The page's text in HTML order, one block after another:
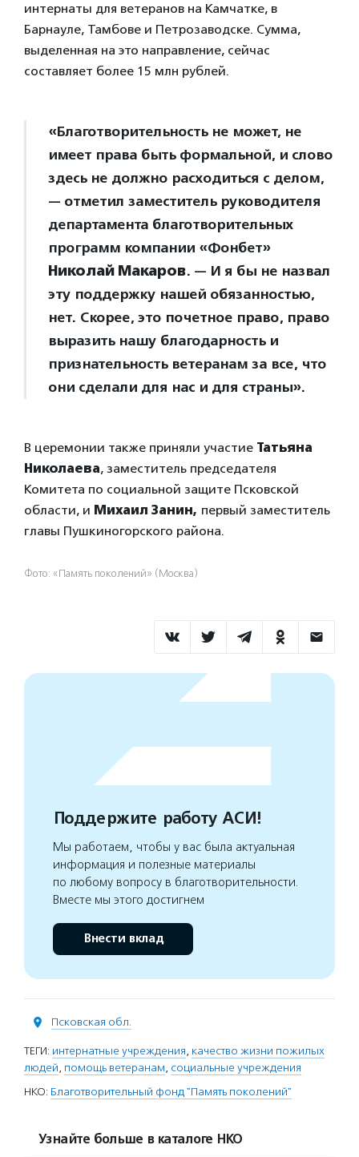
интернаты для ветеранов на Камчатке, в
Барнауле, Тамбове и Петрозаводске. Сумма,
выделенная на это направление, сейчас
составляет более 15 млн рублей.
«Благотворительность не может, не
имеет права быть формальной, и слово
здесь не должно расходиться с делом,
— отметил заместитель руководителя
департамента благотворительных
программ компании «Фонбет»
Николай Макаров. — И я бы не назвал
эту поддержку нашей обязанностью,
нет. Скорее, это почетное право, право
выразить нашу благодарность и
признательность ветеранам за все, что
они сделали для нас и для страны».
В церемонии также приняли участие Татьяна
Николаева, заместитель председателя
Комитета по социальной защите Псковской
области, и Михаил Занин, первый заместитель
главы Пушкиногорского района.
Фото: «Память поколений» (Москва)
Поддержите работу АСИ!
Мы работаем, чтобы у вас была актуальная
информация и полезные материалы
по любому вопросу в благотворительности.
Вместе мы этого достигнем
Внести вклад
Псковская обл.
ТЕГИ: интернатные учреждения, качество жизни пожилых
людей, помощь ветеранам, социальные учреждения
НКО: Благотворительный фонд "Память поколений"
Узнайте больше в каталоге НКО